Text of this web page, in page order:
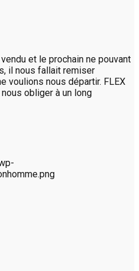
et le prochain ne pouvant
il nous fallait remiser
voulions nous départir. FLEX
obliger à un long